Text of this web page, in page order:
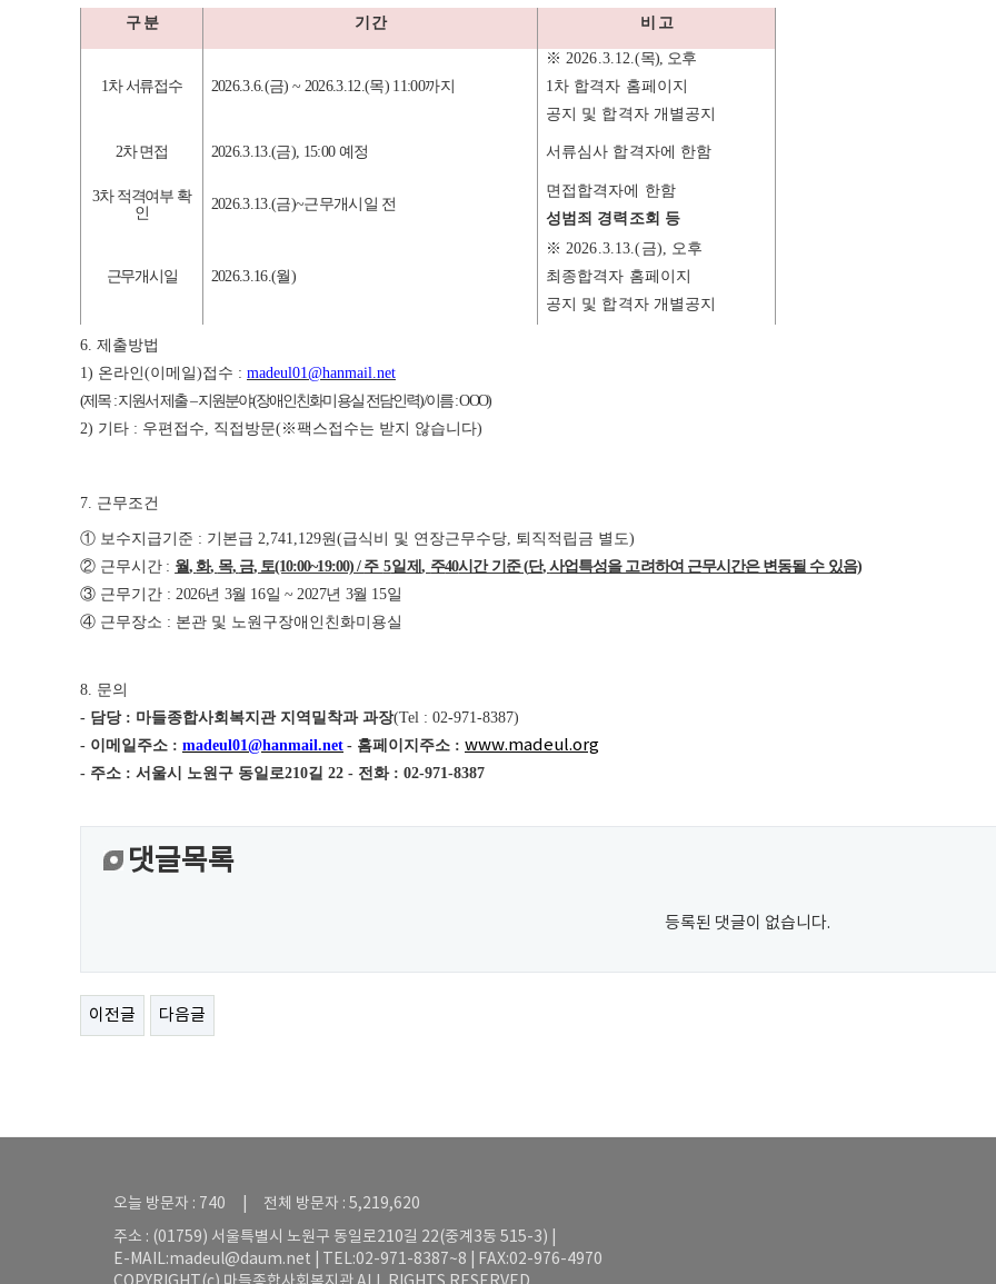
구 분 기 간 비 고
1차 서류접수 2026.3.6.(금) ~ 2026.3.12.(목) 11:00까지
※2026.3.12.(목), 오후
1차 합격자 홈페이지
공지 및 합격자 개별공지
2차 면접 2026.3.13.(금), 15:00 예정 서류심사 합격자에 한함
3차 적격여부 확
인
2026.3.13.(금)~근무개시일 전
면접합격자에 한함
성범죄 경력조회 등
근무개시일 2026.3.16.(월)
※2026.3.13.(금), 오후
최종합격자 홈페이지
공지 및 합격자 개별공지
6. 제출방법
1) 온라인(이메일)접수 : madeul01@hanmail.net
(제목 :지원서 제출–지원분야(장애인친화미용실 전담인력)/이름: OOO)
2) 기타 : 우편접수, 직접방문(※팩스접수는 받지 않습니다)
7. 근무조건
① 보수지급기준 : 기본급 2,741,129원(급식비 및 연장근무수당, 퇴직적립금 별도)
② 근무시간 : 월,화, 목, 금, 토(10:00~19:00) / 주 5일제, 주40시간 기준 (단,사업특성을 고려하여 근무시간은 변동될 수 있음)
③ 근무기간 : 2026년 3월 16일 ~ 2027년 3월 15일
④ 근무장소 : 본관 및 노원구장애인친화미용실
8. 문의
- 담당 : 마들종합사회복지관 지역밀착과 과장(Tel : 02-971-8387)
- 이메일주소 : madeul01@hanmail.net - 홈페이지주소 : www.madeul.org
- 주소 : 서울시 노원구 동일로210길 22 - 전화 : 02-971-8387
댓글목록
등록된 댓글이 없습니다.
이전글 다음글
오늘 방문자 : 740 | 전체 방문자 : 5,219,620
주소 : (01759) 서울특별시 노원구 동일로210길 22(중계3동 515-3) |
E-MAIL:madeul@daum.net | TEL:02-971-8387~8 | FAX:02-976-4970